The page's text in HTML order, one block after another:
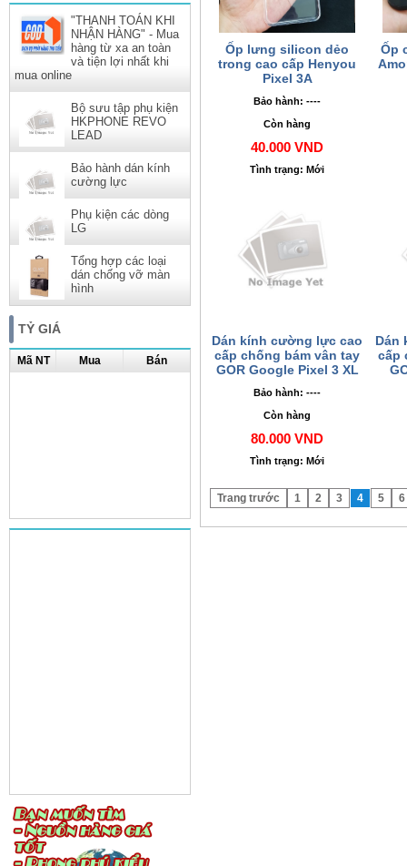
"THANH TOÁN KHI
NHẬN HÀNG" - Mua
hàng từ xa an toàn
và tiện lợi nhất khi
mua online
Bộ sưu tập phụ kiện
HKPHONE REVO
LEAD
Bảo hành dán kính
cường lực
Phụ kiện các dòng
LG
Tổng hợp các loại
dán chống vỡ màn
hình
TỶ GIÁ
Mã NT Mua Bán
Ốp lưng silicon dẻo
trong cao cấp Henyou
Pixel 3A
Bảo hành: ----
Còn hàng
40.000 VND
Tình trạng: Mới
Ốp
Dán kính cường lực cao
cấp chống bám vân tay
GOR Google Pixel 3 XL
Bảo hành: ----
Còn hàng
80.000 VND
Tình trạng: Mới
Dán
cấp
Trang trước 1 2 3 4 5 6